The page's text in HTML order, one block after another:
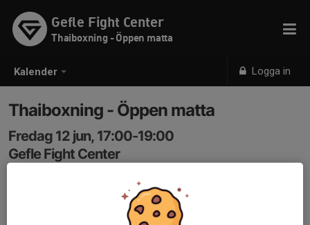
Kalender Logga in
Gefle Fight Center
Thaiboxning - Öppen matta
Thaiboxning - Öppen matta
Fredag 12 jun, 17:00-19:00
Gefle Fight Center